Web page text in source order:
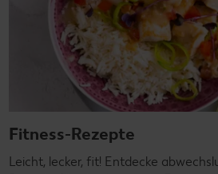
Fitness-Rezepte
Leicht, lecker, fit! Entdecke